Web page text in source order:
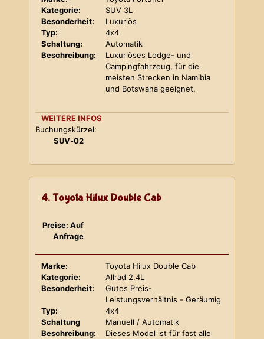
Kategorie:
SUV 3L
Besonderheit:
Luxuriös
Typ:
4x4
Schaltung:
Automatik
Beschreibung:
Luxuriöses Lodge- und
Campingfahrzeug, für die
meisten Strecken in Namibia
und Botswana geeignet.
WEITERE INFOS
Buchungskürzel:
SUV-02
4. Toyota Hilux Double Cab
Preise: Auf
Anfrage
Marke:
Toyota Hilux Double Cab
Kategorie:
Allrad 2.4L
Besonderheit:
Gutes Preis-
Leistungsverhältnis - Geräumig
Typ:
4x4
Schaltung
Manuell / Automatik
Beschreibung:
Dieses Model ist für fast alle